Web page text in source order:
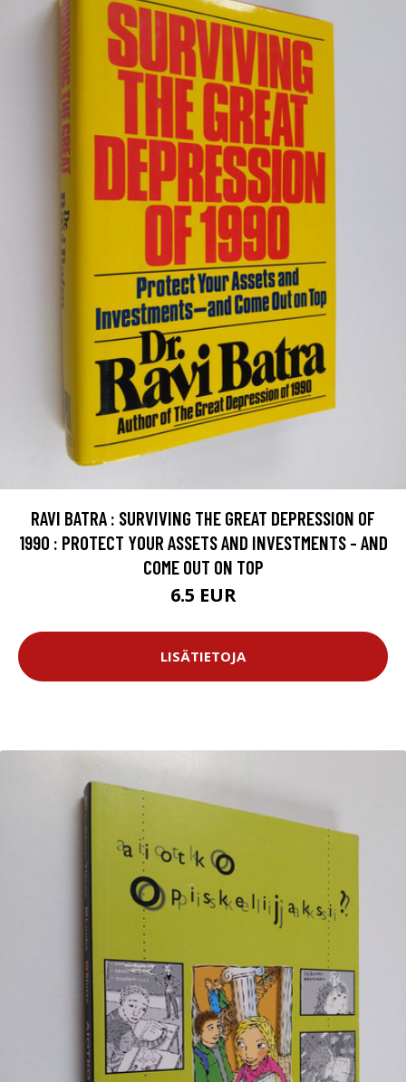
RAVI BATRA : SURVIVING THE GREAT DEPRESSION OF
1990 : PROTECT YOUR ASSETS AND INVESTMENTS - AND
COME OUT ON TOP
6.5 EUR
LISÄTIETOJA